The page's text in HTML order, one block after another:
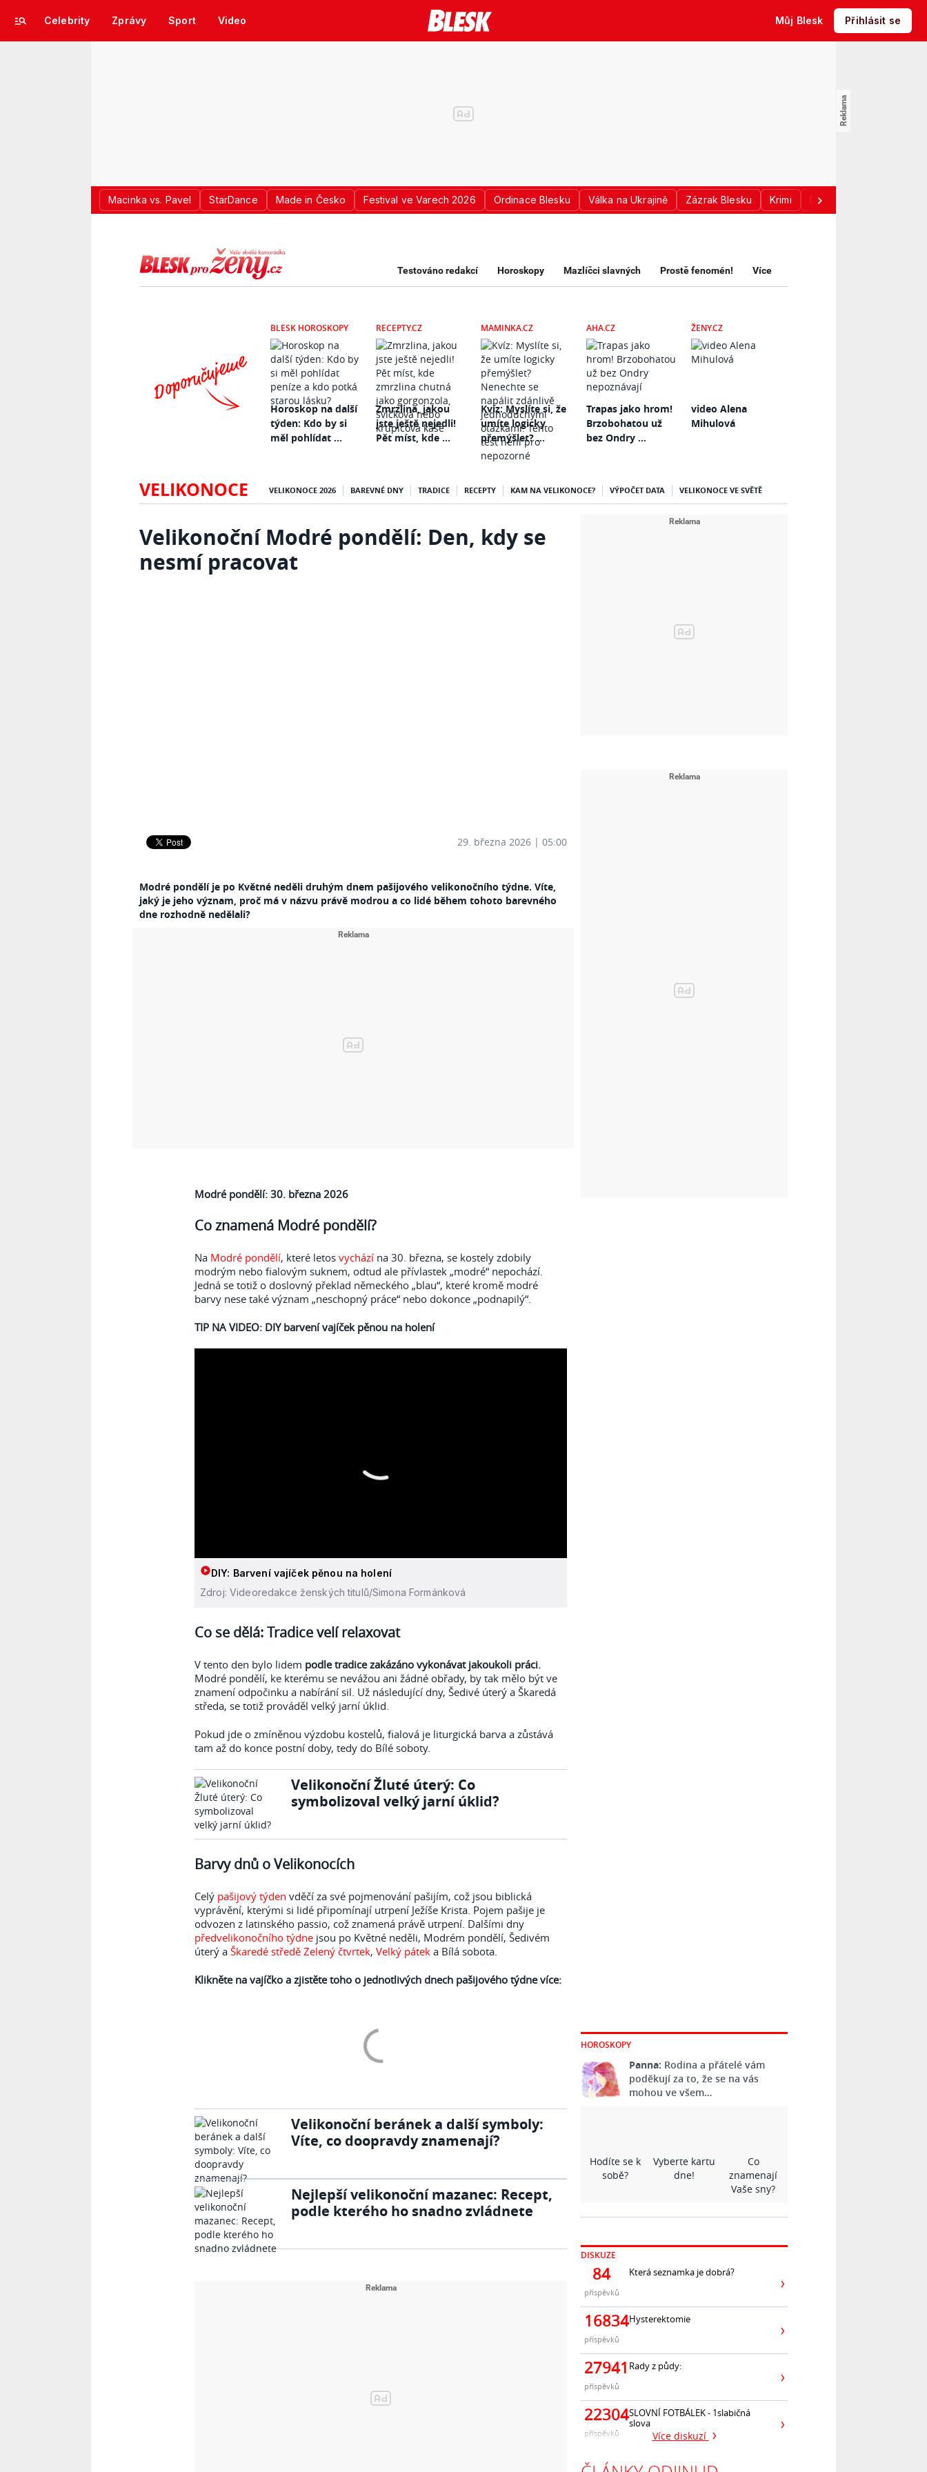
Celebrity Zprávy Sport Video Můj Blesk Přihlásit se
Macinka vs. Pavel StarDance Made in Česko Festival ve Varech 2026 Ordinace Blesku Válka na Ukrajině Zázrak Blesku Krimi Donald Trump
LOGO BLESK PRO ŽENY
Testováno redakcí Horoskopy Mazlíčci slavných Prostě fenomén! Více
BLESK HOROSKOPY
Horoskop na další
týden: Kdo by si
měl pohlídat ...
RECEPTY.CZ
Zmrzlina, jakou
jste ještě nejedli!
Pět míst, kde ...
MAMINKA.CZ
Kvíz: Myslíte si, že
umíte logicky
přemýšlet? ...
AHA.CZ
Trapas jako hrom!
Brzobohatou už
bez Ondry ...
ŽENY.CZ
video Alena
Mihulová
VELIKONOCE VELIKONOCE 2026 BAREVNÉ DNY TRADICE RECEPTY KAM NA VELIKONOCE? VÝPOČET DATA VELIKONOCE VE SVĚTĚ
Velikonoční Modré pondělí: Den, kdy se
nesmí pracovat
29. března 2026 | 05:00
Modré pondělí je po Květné neděli druhým dnem pašijového velikonočního týdne. Víte,
jaký je jeho význam, proč má v názvu právě modrou a co lidé během tohoto barevného
dne rozhodně nedělali?
Modré pondělí: 30. března 2026
Co znamená Modré pondělí?
Na Modré pondělí, které letos vychází na 30. března, se kostely zdobily
modrým nebo fialovým suknem, odtud ale přívlastek „modré“ nepochází.
Jedná se totiž o doslovný překlad německého „blau“, které kromě modré
barvy nese také význam „neschopný práce“ nebo dokonce „podnapilý“.
TIP NA VIDEO: DIY barvení vajíček pěnou na holení
DIY: Barvení vajíček pěnou na holení
Zdroj: Videoredakce ženských titulů/Simona Formánková
Co se dělá: Tradice velí relaxovat
V tento den bylo lidem podle tradice zakázáno vykonávat jakoukoli práci.
Modré pondělí, ke kterému se nevážou ani žádné obřady, by tak mělo být ve
znamení odpočinku a nabírání sil. Už následující dny, Šedivé úterý a Škaredá
středa, se totiž prováděl velký jarní úklid.
Pokud jde o zmíněnou výzdobu kostelů, fialová je liturgická barva a zůstává
tam až do konce postní doby, tedy do Bílé soboty.
Velikonoční Žluté úterý: Co
symbolizoval velký jarní úklid?
Barvy dnů o Velikonocích
Celý pašijový týden vděčí za své pojmenování pašijím, což jsou biblická
vyprávění, kterými si lidé připomínají utrpení Ježíše Krista. Pojem pašije je
odvozen z latinského passio, což znamená právě utrpení. Dalšími dny
předvelikonočního týdne jsou po Květné neděli, Modrém pondělí, Šedivém
úterý a Škaredé středě Zelený čtvrtek, Velký pátek a Bílá sobota.
Klikněte na vajíčko a zjistěte toho o jednotlivých dnech pašijového týdne více:
Velikonoční beránek a další symboly:
Víte, co doopravdy znamenají?
Nejlepší velikonoční mazanec: Recept,
podle kterého ho snadno zvládnete
HOROSKOPY
Panna: Rodina a přátelé vám
poděkují za to, že se na vás
mohou ve všem…
Hodíte se k
sobě?
Vyberte kartu
dne!
Co
znamenají
Vaše sny?
DISKUZE
84
příspěvků
Která seznamka je dobrá?
16834
příspěvků
Hysterektomie
27941
příspěvků
Rady z půdy:
22304
příspěvků
SLOVNÍ FOTBÁLEK - 1slabičná
slova
Více diskuzí